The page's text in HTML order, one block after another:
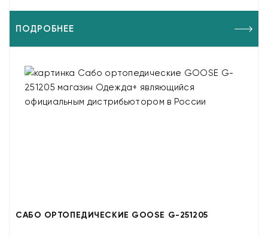
ПОДРОБНЕЕ
САБО ОРТОПЕДИЧЕСКИЕ GOOSE G-251205